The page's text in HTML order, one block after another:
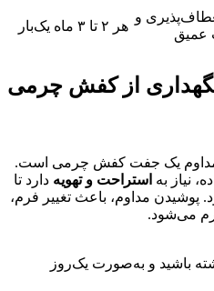
و
عمیق
هر ۲ تا ۳ ماه یک‌بار
مداوم یک جفت کفش چرمی است.
نیاز به استراحت و تهویه دارد تا
مداوم، باعث تغییر فرم،
می‌شود.
باشید و به‌صورت یک‌روز